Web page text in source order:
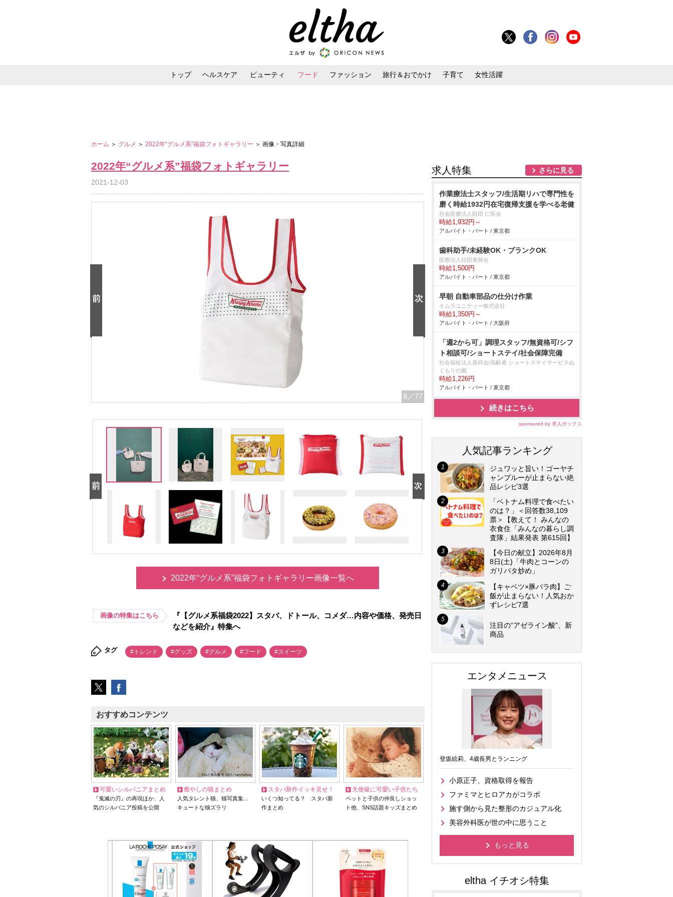
トップ ヘルスケア ビューティ フード ファッション 旅行＆おでかけ 子育て 女性活躍
ホーム ＞ グルメ ＞ 2022年“グルメ系”福袋フォトギャラリー ＞ 画像・写真詳細
2022年“グルメ系”福袋フォトギャラリー
2021-12-03
8 ／77
2022年“グルメ系”福袋フォトギャラリー画像一覧へ
画像の特集はこちら
『【グルメ系福袋2022】スタバ、ドトール、コメダ…内容や価格、発売日
などを紹介』特集へ
タグ #トレンド #グッズ #グルメ #フード #スイーツ
おすすめコンテンツ
可愛いシルバニアまとめ
『鬼滅の刃』の再現ほか、人
気のシルバニア投稿を公開
癒やしの猫まとめ
人気タレント猫、猫写真集…
キュートな猫ズラリ
スタバ新作イッキ見せ！
いくつ知ってる？ スタバ新
作まとめ
天使級に可愛い子供たち
ペットと子供の仲良しショッ
ト他、SNS話題キッズまとめ
求人特集 さらに見る
作業療法士スタッフ/生活期リハで専門性を
磨く時給1932円在宅復帰支援を学べる老健
社会医療法人財団 仁医会
時給1,932円～
アルバイト・パート / 東京都
歯科助手/未経験OK・ブランクOK
医療法人社団東興会
時給1,500円
アルバイト・パート / 東京都
早朝 自動車部品の仕分け作業
キムラユニティー株式会社
時給1,350円～
アルバイト・パート / 大阪府
「週2から可」調理スタッフ/無資格可/シフ
ト相談可/ショートステイ/社会保障完備
社会福祉法人嘉祥会/高齢者 ショートステイサービスぬ
くもりの園
時給1,226円
アルバイト・パート / 東京都
続きはこちら
sponsored by 求人ボックス
人気記事ランキング
ジュワッと旨い！ゴーヤチ
ャンプルーが止まらない絶
品レシピ3選
「ベトナム料理で食べたい
のは？」＜回答数38,109
票＞【教えて！ みんなの
衣食住「みんなの暮らし調
査隊」結果発表 第615回】
【今日の献立】2026年8月
8日(土)「牛肉とコーンの
ガリバタ炒め」
【キャベツ×豚バラ肉】ご
飯が止まらない！人気おか
ずレシピ7選
注目の“アゼライン酸”、新
商品
エンタメニュース
登坂絵莉、4歳長男とランニング
小原正子、資格取得を報告
ファミマとヒロアカがコラボ
施す側から見た整形のカジュアル化
美容外科医が世の中に思うこと
もっと見る